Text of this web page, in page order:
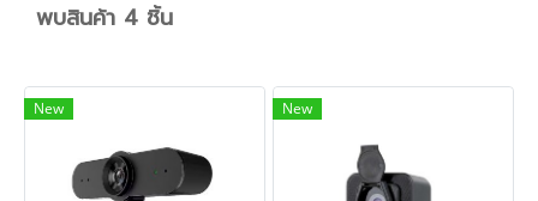
พบสินค้า 4 ชิ้น
New New